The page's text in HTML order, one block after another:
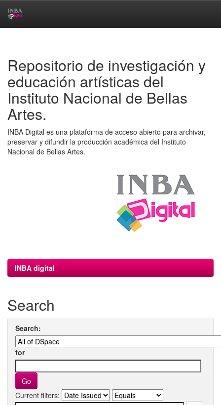
Repositorio de investigación y
educación artísticas del
Instituto Nacional de Bellas
Artes.
INBA Digital es una plataforma de acceso abierto para archivar,
preservar y difundir la producción académica del Instituto
Nacional de Bellas Artes.
INBA digital
Search
Search:
for
Current filters: